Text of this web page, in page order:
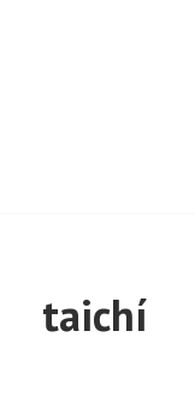
taichí